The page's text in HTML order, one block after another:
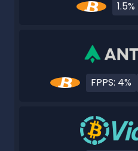
FPPS: 4%